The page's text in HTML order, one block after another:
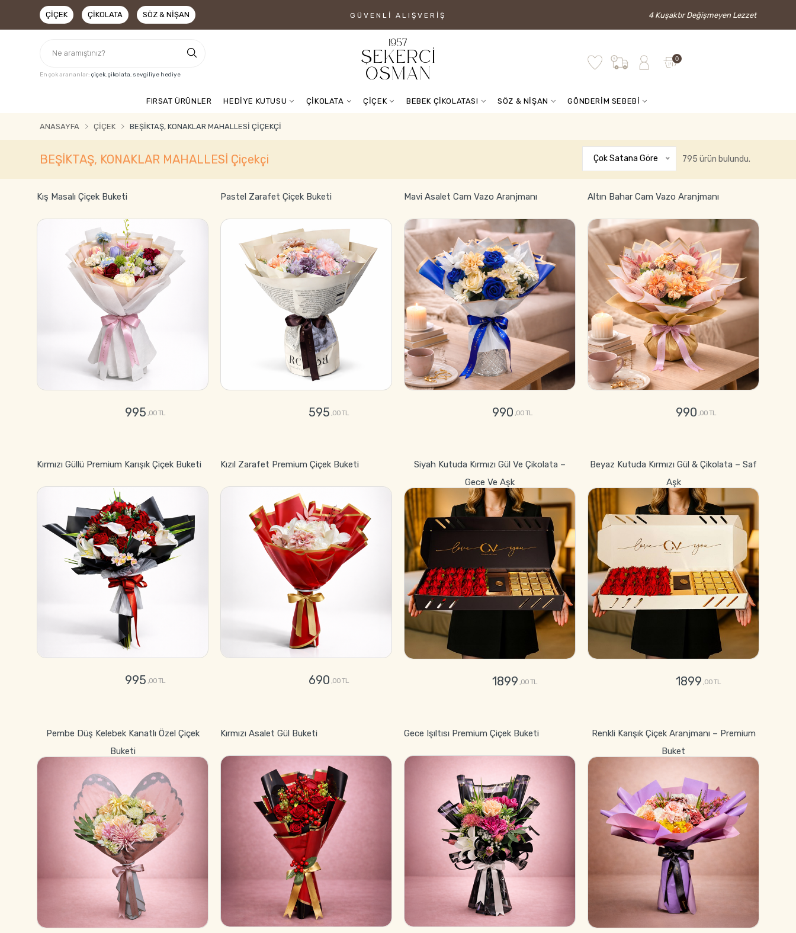
ÇIÇEK ÇIKOLATA SÖZ & NIŞAN GÜVENLI ALIŞVERIŞ 4 Kuşaktır Değişmeyen Lezzet
En çok arananlar: çiçek,çikolata, sevgiliye hediye
0
FIRSAT ÜRÜNLER HEDİYE KUTUSU ÇİKOLATA ÇİÇEK BEBEK ÇİKOLATASI SÖZ & NİŞAN GÖNDERİM SEBEBİ
ANASAYFA ÇIÇEK BEŞİKTAŞ, KONAKLAR MAHALLESİ ÇIÇEKÇI
BEŞİKTAŞ, KONAKLAR MAHALLESİ Çiçekçi Çok Satana Göre 795 ürün bulundu.
Kış Masalı Çiçek Buketi
995 ,00 TL
Pastel Zarafet Çiçek Buketi
595 ,00 TL
Mavi Asalet Cam Vazo Aranjmanı
990 ,00 TL
Altın Bahar Cam Vazo Aranjmanı
990 ,00 TL
Kırmızı Güllü Premium Karışık Çiçek Buketi
995 ,00 TL
Kızıl Zarafet Premium Çiçek Buketi
690 ,00 TL
Siyah Kutuda Kırmızı Gül Ve Çikolata –
Gece Ve Aşk
1899 ,00 TL
Beyaz Kutuda Kırmızı Gül & Çikolata – Saf
Aşk
1899 ,00 TL
Pembe Düş Kelebek Kanatlı Özel Çiçek
Buketi
Kırmızı Asalet Gül Buketi Gece Işıltısı Premium Çiçek Buketi
Renkli Karışık Çiçek Aranjmanı – Premium
Buket